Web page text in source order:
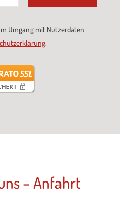
Umgang mit Nutzerdaten
.
– Anfahrt